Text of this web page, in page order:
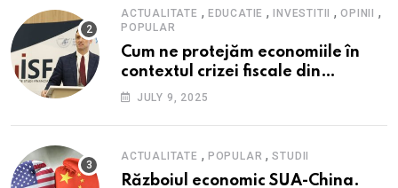
reziliența la crize
ACTUALITATE , EDUCATIE , INVESTITII ,OPINII ,
POPULAR
Cum ne protejăm economiile în
contextul crizei fiscale din
România- Valentin Ionescu,
Financiare (ISF)
JULY 9, 2025
ACTUALITATE , POPULAR ,STUDII
Războiul economic SUA-China.